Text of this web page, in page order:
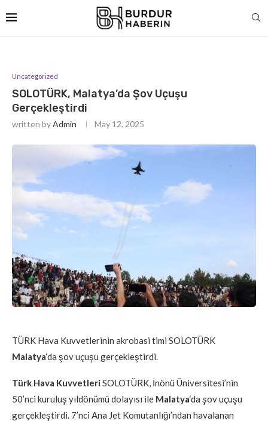
Uncategorized
SOLOTÜRK, Malatya’da Şov Uçuşu
Gerçekleştirdi
written byAdmin May 12, 2025
TÜRK Hava Kuvvetlerinin akrobasi timi SOLOTÜRK
Malatya‘da şov uçuşu gerçekleştirdi.
Türk Hava Kuvvetleri SOLOTÜRK, İnönü Üniversitesi’nin
50’nci kuruluş yıldönümü dolayısı ile Malatya‘da şov uçuşu
gerçekleştirdi. 7’nci Ana Jet Komutanlığı’ndan havalanan